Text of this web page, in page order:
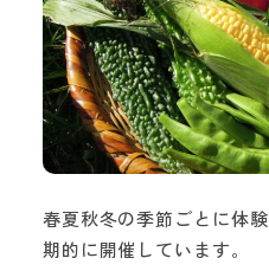
春夏秋冬の季節ごとに体
期的に開催しています。